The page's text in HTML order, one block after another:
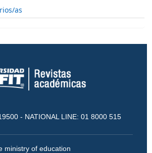
as
- NATIONAL LINE: 01 8000 515
ministry of education